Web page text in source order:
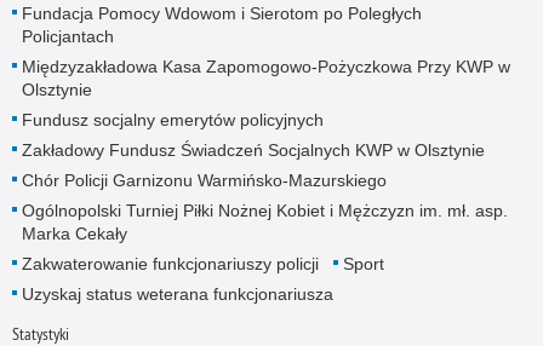
Fundacja Pomocy Wdowom i Sierotom po Poległych
Policjantach
Międzyzakładowa Kasa Zapomogowo-Pożyczkowa Przy KWP w
Olsztynie
Fundusz socjalny emerytów policyjnych
Zakładowy Fundusz Świadczeń Socjalnych KWP w Olsztynie
Chór Policji Garnizonu Warmińsko-Mazurskiego
Ogólnopolski Turniej Piłki Nożnej Kobiet i Mężczyzn im. mł. asp.
Marka Cekały
Zakwaterowanie funkcjonariuszy policji
Sport
Uzyskaj status weterana funkcjonariusza
Statystyki